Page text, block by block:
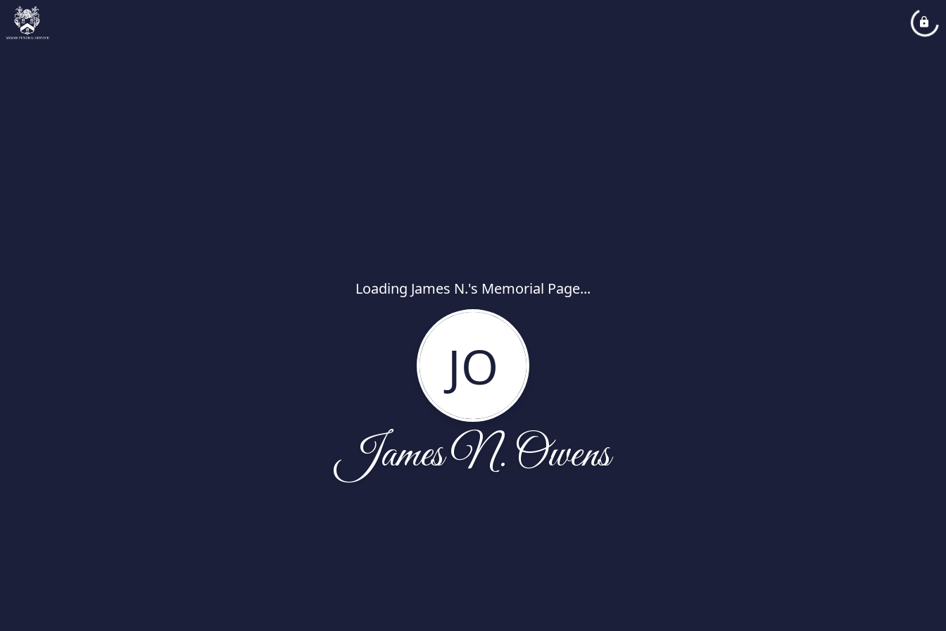
Loading James N.'s Memorial Page...
JO
James N. Owens